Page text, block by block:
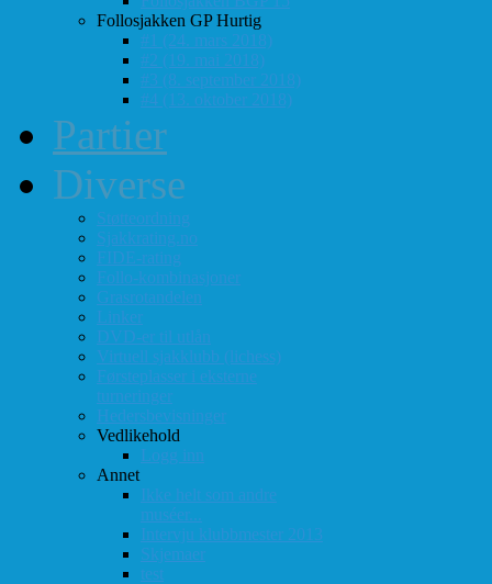
Follosjakken GP Hurtig
#1 (24. mars 2018)
#2 (19. mai 2018)
#3 (8. september 2018)
#4 (13. oktober 2018)
Partier
Diverse
Støtteordning
Sjakkrating.no
FIDE-rating
Follo-kombinasjoner
Grasrotandelen
Linker
DVD-er til utlån
Virtuell sjakklubb (lichess)
Førsteplasser i eksterne
turneringer
Hedersbevisninger
Vedlikehold
Logg inn
Annet
Ikke helt som andre
muséer...
Intervju klubbmester 2013
Skjemaer
test